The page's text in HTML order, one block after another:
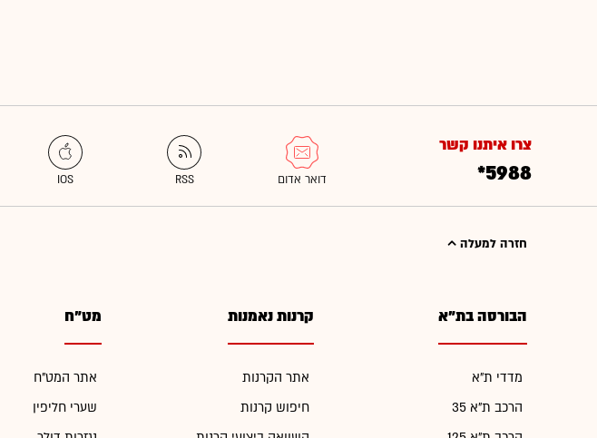
צרו איתנו קשר
*5988
חזרה למעלה
הבורסה בת"א
מדדי ת"א
הרכב ת"א 35
קרנות נאמנות
אתר הקרנות
חיפוש קרנות
מט"ח
אתר המט"ח
שערי חליפין